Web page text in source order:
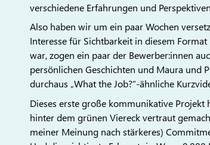
verschiedene Erfahrungen und
Also haben wir um ein paar Wochen
Interesse für Sichtbarkeit in diesem
war, zogen ein paar der Bewerber:innen
persönlichen Geschichten und Maura und
durchaus „What the Job?“-ähnliche
Dieses erste große kommunikative
hinter dem grünen Viereck vertraut
meiner Meinung nach stärkeres)